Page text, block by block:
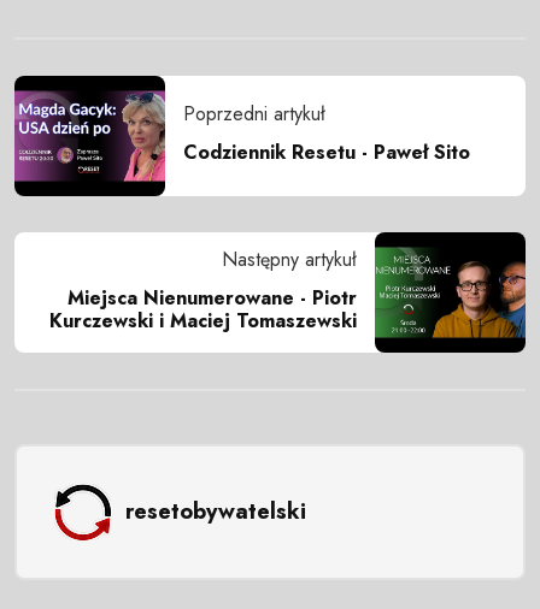
Poprzedni artykuł
Codziennik Resetu - Paweł Sito
Następny artykuł
Miejsca Nienumerowane - Piotr
Kurczewski i Maciej Tomaszewski
resetobywatelski